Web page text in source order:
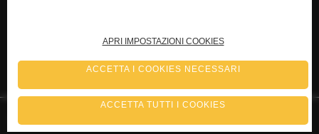
APRI IMPOSTAZIONI COOKIES
ACCETTA I COOKIES NECESSARI
ACCETTA TUTTI I COOKIES